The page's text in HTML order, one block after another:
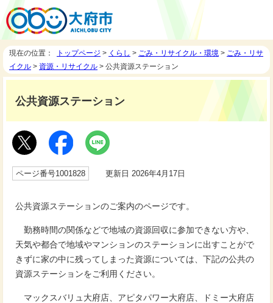
現在の位置： トップページ > くらし > ごみ・リサイクル・環境 > ごみ・リサ
イクル > 資源・リサイクル > 公共資源ステーション
公共資源ステーション
ページ番号1001828 更新日 2026年4月17日
公共資源ステーションのご案内のページです。
勤務時間の関係などで地域の資源回収に参加できない方や、
天気や都合で地域やマンションのステーションに出すことがで
きずに家の中に残ってしまった資源については、下記の公共の
資源ステーションをご利用ください。
マックスバリュ大府店、アピタパワー大府店、ドミー大府店